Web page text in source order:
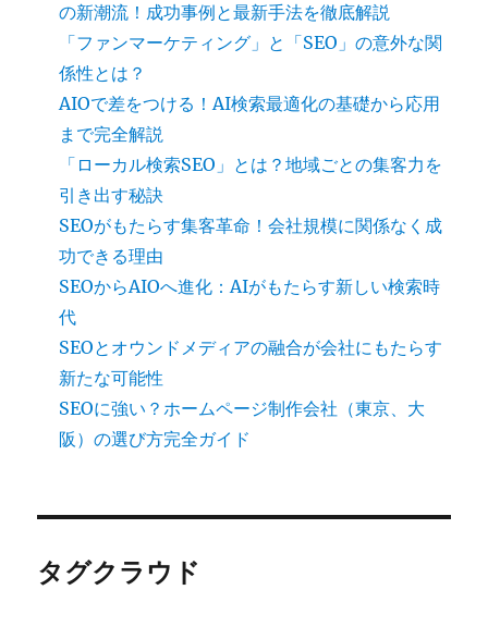
の新潮流！成功事例と最新手法を徹底解説
「ファンマーケティング」と「SEO」の意外な関
係性とは？
AIOで差をつける！AI検索最適化の基礎から応用
まで完全解説
「ローカル検索SEO」とは？地域ごとの集客力を
引き出す秘訣
SEOがもたらす集客革命！会社規模に関係なく成
功できる理由
SEOからAIOへ進化：AIがもたらす新しい検索時
代
SEOとオウンドメディアの融合が会社にもたらす
新たな可能性
SEOに強い？ホームページ制作会社（東京、大
阪）の選び方完全ガイド
タグクラウド